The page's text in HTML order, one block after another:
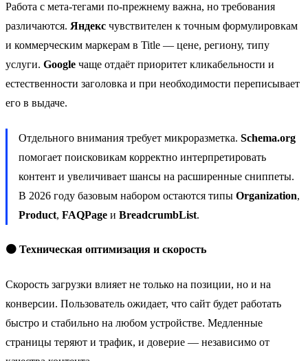
Работа с мета-тегами по-прежнему важна, но требования
различаются. Яндекс чувствителен к точным формулировкам
и коммерческим маркерам в Title — цене, региону, типу
услуги. Google чаще отдаёт приоритет кликабельности и
естественности заголовка и при необходимости переписывает
его в выдаче.
Отдельного внимания требует микроразметка. Schema.org
помогает поисковикам корректно интерпретировать
контент и увеличивает шансы на расширенные сниппеты.
В 2026 году базовым набором остаются типы Organization,
Product, FAQPage и BreadcrumbList.
🟠 Техническая оптимизация и скорость
Скорость загрузки влияет не только на позиции, но и на
конверсии. Пользователь ожидает, что сайт будет работать
быстро и стабильно на любом устройстве. Медленные
страницы теряют и трафик, и доверие — независимо от